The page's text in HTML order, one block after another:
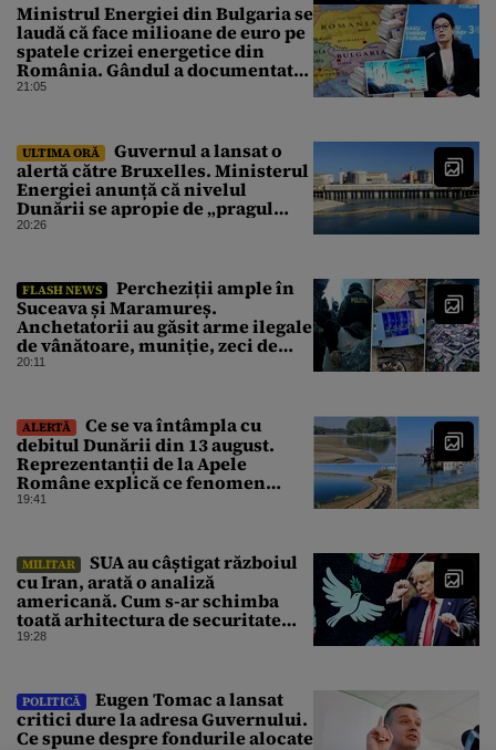
Ministrul Energiei din Bulgaria se
laudă că face milioane de euro pe
spatele crizei energetice din
România. Gândul a documentat
cazul
21:05
ULTIMA ORĂ
Guvernul a lansat o
alertă către Bruxelles. Ministerul
Energiei anunță că nivelul
Dunării se apropie de „pragul
critic”, iar centrala de la
20:26
FLASH NEWS
Percheziții ample în
Suceava și Maramureș.
Anchetatorii au găsit arme ilegale
de vânătoare, muniție, zeci de
trofee de vânat și materiale
20:11
ALERTĂ
Ce se va întâmpla cu
debitul Dunării din 13 august.
Reprezentanții de la Apele
Române explică ce fenomen
urmează
19:41
MILITAR
SUA au câștigat războiul
cu Iran, arată o analiză
americană. Cum s-ar schimba
toată arhitectura de securitate
din Orientul Mijlociu
19:28
POLITICĂ
Eugen Tomac a lansat
critici dure la adresa Guvernului.
Ce spune despre fondurile alocate